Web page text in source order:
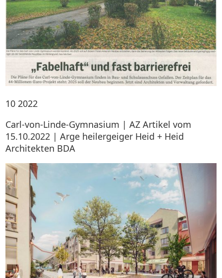
10 2022
Carl-von-Linde-Gymnasium | AZ Artikel vom
15.10.2022 | Arge heilergeiger Heid + Heid
Architekten BDA